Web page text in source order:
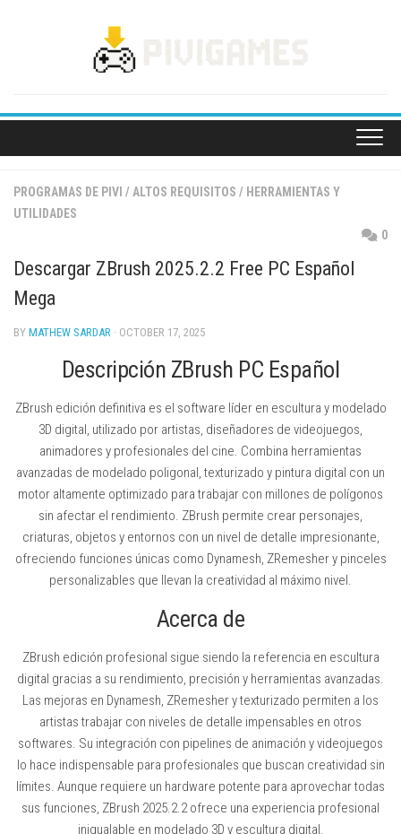
PROGRAMAS DE PIVI / ALTOS REQUISITOS / HERRAMIENTAS Y
UTILIDADES
0
Descargar ZBrush 2025.2.2 Free PC Español
Mega
BY MATHEW SARDAR · OCTOBER 17, 2025
Descripción ZBrush PC Español
ZBrush edición definitiva es el software líder en escultura y modelado
3D digital, utilizado por artistas, diseñadores de videojuegos,
animadores y profesionales del cine. Combina herramientas
avanzadas de modelado poligonal, texturizado y pintura digital con un
motor altamente optimizado para trabajar con millones de polígonos
sin afectar el rendimiento. ZBrush permite crear personajes,
criaturas, objetos y entornos con un nivel de detalle impresionante,
ofreciendo funciones únicas como Dynamesh, ZRemesher y pinceles
personalizables que llevan la creatividad al máximo nivel.
Acerca de
ZBrush edición profesional sigue siendo la referencia en escultura
digital gracias a su rendimiento, precisión y herramientas avanzadas.
Las mejoras en Dynamesh, ZRemesher y texturizado permiten a los
artistas trabajar con niveles de detalle impensables en otros
softwares. Su integración con pipelines de animación y videojuegos
lo hace indispensable para profesionales que buscan creatividad sin
límites. Aunque requiere un hardware potente para aprovechar todas
sus funciones, ZBrush 2025.2.2 ofrece una experiencia profesional
inigualable en modelado 3D y escultura digital.